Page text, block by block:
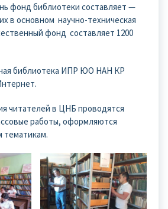
фонд библиотеки составляет —
в основном научно-техническая
фонд составляет 1200
библиотека ИПР ЮО НАН КР
читателей в ЦНБ проводятся
работы, оформляются
тематикам.